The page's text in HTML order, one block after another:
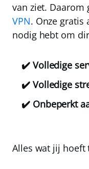
van ziet. Daarom
VPN. Onze gratis
nodig hebt om
✔️ Volledige
✔️ Volledige
✔️ Onbeperkt
Alles wat jij hoeft